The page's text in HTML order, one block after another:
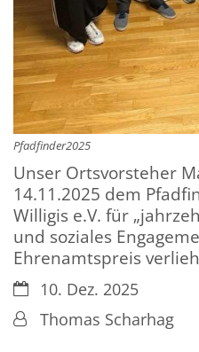
Pfadfinder2025
Unser Ortsvorsteher
14.11.2025 dem
Willigis e.V. für
und soziales
Ehrenamtspreis
Datum:10. Dez. 2025
Von:Thomas Scharhag